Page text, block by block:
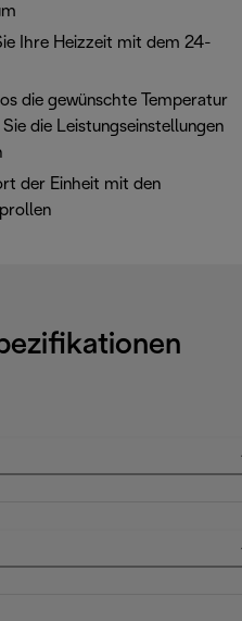
Ihre Heizzeit mit dem 24-
die gewünschte Temperatur
die Leistungseinstellungen
der Einheit mit den